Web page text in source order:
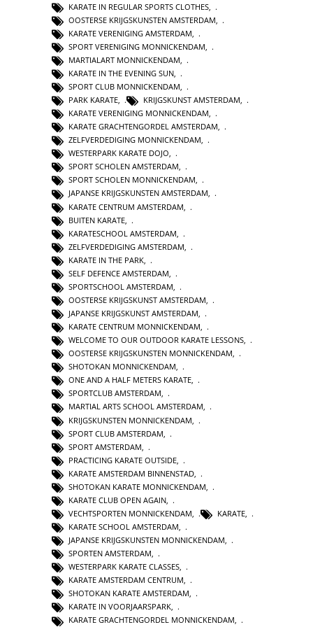
KARATE IN REGULAR SPORTS CLOTHES
OOSTERSE KRIJGSKUNSTEN AMSTERDAM
KARATE VERENIGING AMSTERDAM
SPORT VERENIGING MONNICKENDAM
MARTIALART MONNICKENDAM
KARATE IN THE EVENING SUN
SPORT CLUB MONNICKENDAM
PARK KARATE, KRIJGSKUNST AMSTERDAM,
KARATE VERENIGING MONNICKENDAM,
KARATE GRACHTENGORDEL AMSTERDAM,
ZELFVERDEDIGING MONNICKENDAM,
WESTERPARK KARATE DOJO,
SPORT SCHOLEN AMSTERDAM,
SPORT SCHOLEN MONNICKENDAM,
JAPANSE KRIJGSKUNSTEN AMSTERDAM,
KARATE CENTRUM AMSTERDAM
BUITEN KARATE
KARATESCHOOL AMSTERDAM
ZELFVERDEDIGING AMSTERDAM
KARATE IN THE PARK
SELF DEFENCE AMSTERDAM
SPORTSCHOOL AMSTERDAM
OOSTERSE KRIJGSKUNST AMSTERDAM
JAPANSE KRIJGSKUNST AMSTERDAM,
KARATE CENTRUM MONNICKENDAM,
WELCOME TO OUR OUTDOOR KARATE LESSONS,
OOSTERSE KRIJGSKUNSTEN MONNICKENDAM,
SHOTOKAN MONNICKENDAM,
ONE AND A HALF METERS KARATE,
SPORTCLUB AMSTERDAM,
MARTIAL ARTS SCHOOL AMSTERDAM,
KRIJGSKUNSTEN MONNICKENDAM
SPORT CLUB AMSTERDAM
SPORT AMSTERDAM
PRACTICING KARATE OUTSIDE
KARATE AMSTERDAM BINNENSTAD
SHOTOKAN KARATE MONNICKENDAM
KARATE CLUB OPEN AGAIN
VECHTSPORTEN MONNICKENDAM
KARATE
KARATE SCHOOL AMSTERDAM,
JAPANSE KRIJGSKUNSTEN MONNICKENDAM,
SPORTEN AMSTERDAM,
WESTERPARK KARATE CLASSES,
KARATE AMSTERDAM CENTRUM,
SHOTOKAN KARATE AMSTERDAM,
KARATE IN VOORJAARSPARK,
KARATE GRACHTENGORDEL MONNICKENDAM,